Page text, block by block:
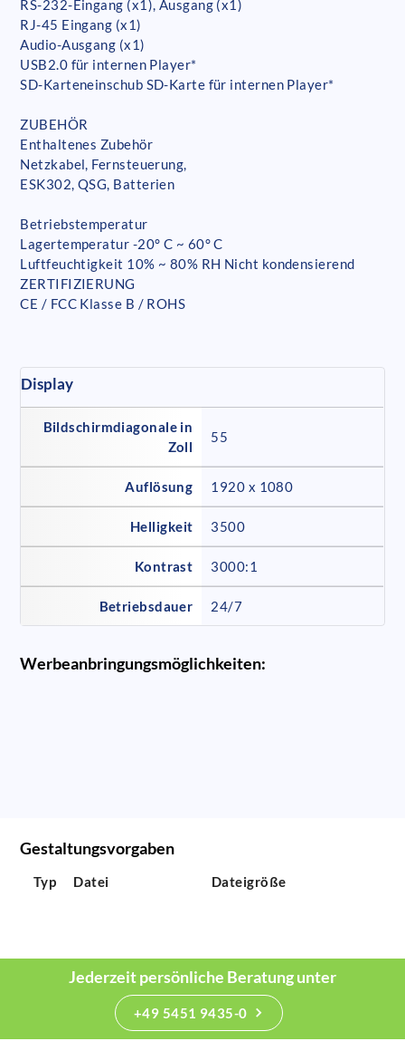
RS-232-Eingang (x1), Ausgang (x1)
RJ-45 Eingang (x1)
Audio-Ausgang (x1)
USB2.0 für internen Player*
SD-Karteneinschub SD-Karte für internen Player*
ZUBEHÖR
Enthaltenes Zubehör
Netzkabel, Fernsteuerung,
ESK302, QSG, Batterien
Betriebstemperatur
Lagertemperatur -20° C ~ 60° C
Luftfeuchtigkeit 10% ~ 80% RH Nicht kondensierend
ZERTIFIZIERUNG
CE / FCC Klasse B / ROHS
Display
Bildschirmdiagonale in
Zoll
55
Auflösung 1920 x 1080
Helligkeit 3500
Kontrast 3000:1
Betriebsdauer 24/7
Werbeanbringungsmöglichkeiten:
Gestaltungsvorgaben
Typ Datei Dateigröße
Jederzeit persönliche Beratung unter
+49 5451 9435-0